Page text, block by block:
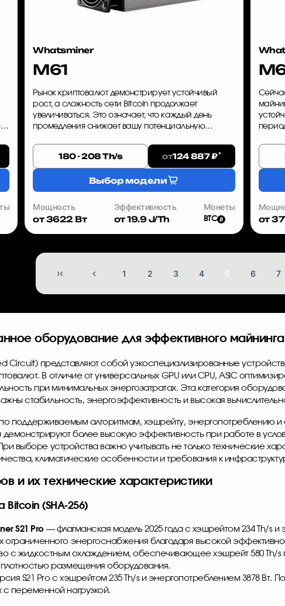
Whatsminer
M61
Рынок криптовалют демонстрирует устойчивый
рост, а сложность сети Bitcoin продолжает
увеличиваться. Это означает, что каждый день
промедления снижает вашу потенциальную
который сочетает высокую производитель...
180 - 208 Th/s от124 887 ₽*
Выбор модели
Мощность
от 3622 Вт
Эффективность
от 19.9 J/Th
Монеты
BTC
от
1 2 3 4 5 6 7
оборудование для эффективного майнинга
представляют собой узкоспециализированные
В отличие от универсальных GPU или CPU, ASIC
при минимальных энергозатратах. Эта категория
стабильность, энергоэффективность и высокая
поддерживаемым алгоритмам, хэшрейту, энергопотреблению
более высокую эффективность при работе в
выборе устройства важно учитывать не только технические
климатические особенности и требования к
и их технические характеристики
(SHA-256)
S21 Pro — флагманская модель 2025 года с хэшрейтом 234 Th/s и
ограниченного энергоснабжения благодаря высокой
с жидкостным охлаждением, обеспечивающее хэшрейт 580 Th/s
размещения оборудования.
S21 Pro с хэшрейтом 235 Th/s и энергопотреблением 3878 Вт.
переменной нагрузкой.